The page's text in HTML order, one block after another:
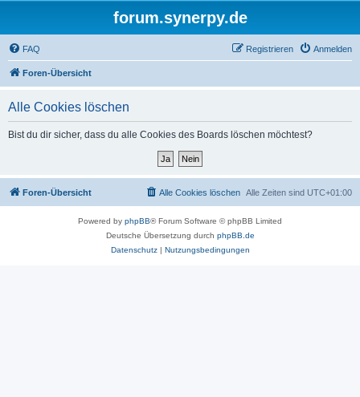
forum.synerpy.de
FAQ Anmelden
Registrieren
Foren-Übersicht
Alle Cookies löschen
Bist du dir sicher, dass du alle Cookies des Boards löschen möchtest?
Foren-Übersicht Alle Zeiten sind UTC+01:00
Alle Cookies löschen
Powered by phpBB® Forum Software © phpBB Limited
Deutsche Übersetzung durch phpBB.de
Datenschutz| Nutzungsbedingungen